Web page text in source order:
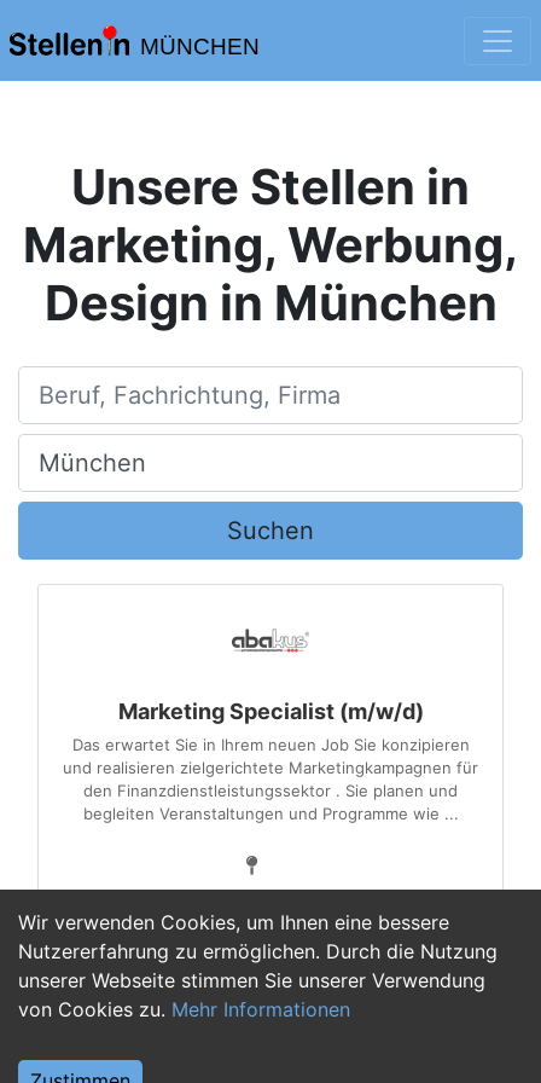
MÜNCHEN
Wir verwenden Cookies, um Ihnen eine bessere
Nutzererfahrung zu ermöglichen. Durch die Nutzung
unserer Webseite stimmen Sie unserer Verwendung
von Cookies zu. Mehr Informationen
Unsere Stellen in
Marketing, Werbung,
Design in München
Beruf, Fachrichtung, Firma
Ort, Stadt
Suchen
Marketing Specialist (m/w/d)
Das erwartet Sie in Ihrem neuen Job Sie konzipieren
und realisieren zielgerichtete Marketingkampagnen für
den Finanzdienstleistungssektor . Sie planen und
begleiten Veranstaltungen und Programme wie ...
1